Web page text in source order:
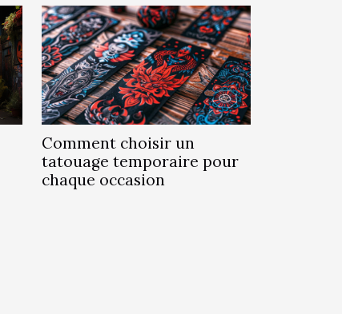
Comment choisir un
tatouage temporaire pour
chaque occasion